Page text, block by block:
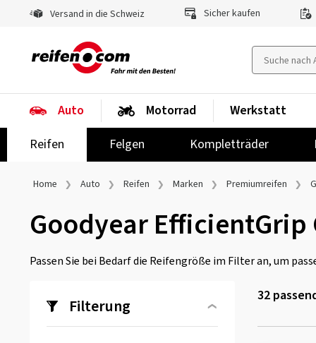
Versand in die Schweiz Sicher kaufen
Auto
Reifen
Felgen Kompletträder
Motorrad Werkstatt
Home Auto Reifen Marken Premiumreifen
Goodyear EfficientGrip
Passen Sie bei Bedarf die Reifengröße im Filter an, um
Filterung 32